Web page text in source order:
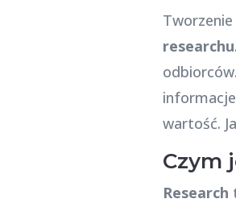
researchu
wartość.
Czym
Research